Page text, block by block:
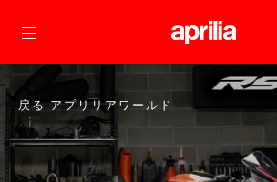
メインコンテンツへ
戻る アプリリアワールド